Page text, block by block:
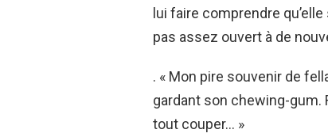
lui faire comprendre
pas assez ouvert à de
. « Mon pire souvenir de
gardant son chewing-gum.
tout couper… »